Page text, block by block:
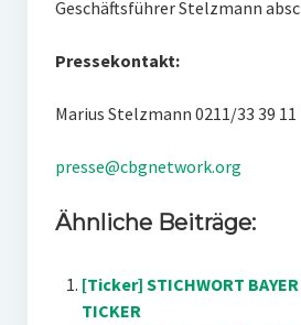
Geschäftsführer Stelzmann
Pressekontakt:
Marius Stelzmann 0211/33 39 11
presse@cbgnetwork.org
Ähnliche Beiträge:
[Ticker] STICHWORT
TICKER